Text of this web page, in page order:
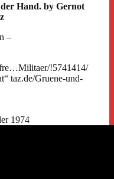
Hand. by Gernot
–
!5741414/
taz.de/Gruene-und-
1974